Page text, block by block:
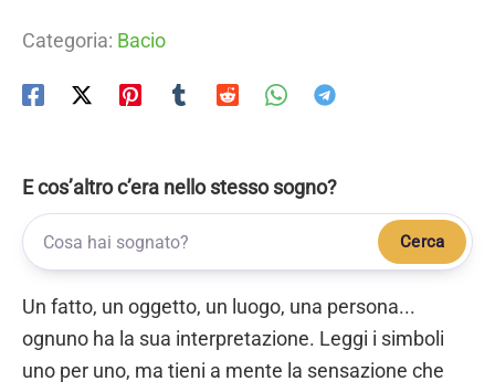
Categoria: Bacio
E cos’altro c’era nello stesso sogno?
Cerca
Un fatto, un oggetto, un luogo, una persona...
ognuno ha la sua interpretazione. Leggi i simboli
uno per uno, ma tieni a mente la sensazione che